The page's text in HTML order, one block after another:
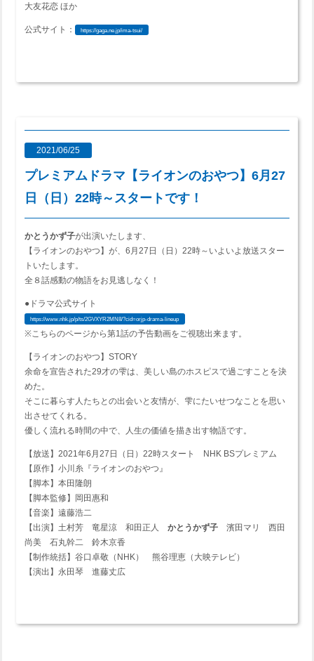
大友花恋 ほか
公式サイト： https://gaga.ne.jp/ima-tsui/
2021/06/25
プレミアムドラマ【ライオンのおやつ】6月27
日（日）22時～スタートです！
かとうかず子が出演いたします、
【ライオンのおやつ】が、6月27日（日）22時～いよいよ放送スター
トいたします。
全８話感動の物語をお見逃しなく！
●ドラマ公式サイト
https://www.nhk.jp/p/ts/2GVXYR2MN8/?cid=orjp-drama-lineup
※こちらのページから第1話の予告動画をご視聴出来ます。
【ライオンのおやつ】STORY
余命を宣告された29才の雫は、美しい島のホスピスで過ごすことを決
めた。
そこに暮らす人たちとの出会いと友情が、雫にたいせつなことを思い
出させてくれる。
優しく流れる時間の中で、人生の価値を描き出す物語です。
【放送】2021年6月27日（日）22時スタート NHK BSプレミアム
【原作】小川糸『ライオンのおやつ』
【脚本】本田隆朗
【脚本監修】岡田惠和
【音楽】遠藤浩二
【出演】土村芳 竜星涼 和田正人 かとうかず子 濱田マリ 西田
尚美 石丸幹二 鈴木京香
【制作統括】谷口卓敬（NHK） 熊谷理恵（大映テレビ）
【演出】永田琴 進藤丈広